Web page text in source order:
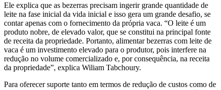
Ele explica que as bezerras precisam ingerir grande quantidade de
leite na fase inicial da vida inicial e isso gera um grande desafio, se
contar apenas com o fornecimento da própria vaca. “O leite é um
produto nobre, de elevado valor, que se constitui na principal fonte
de receita da propriedade. Portanto, alimentar bezerras com leite de
vaca é um investimento elevado para o produtor, pois interfere na
redução no volume comercializado e, por consequência, na receita
da propriedade”, explica Wiliam Tabchoury.
Para oferecer suporte tanto em termos de redução de custos como de